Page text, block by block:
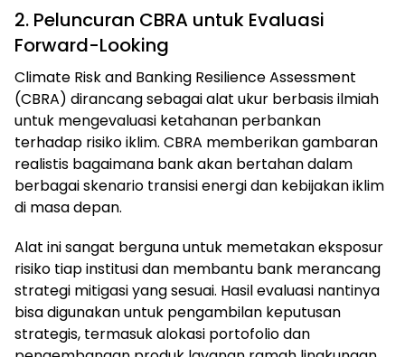
2. Peluncuran CBRA untuk Evaluasi
Forward-Looking
Climate Risk and Banking Resilience Assessment
(CBRA) dirancang sebagai alat ukur berbasis ilmiah
untuk mengevaluasi ketahanan perbankan
terhadap risiko iklim. CBRA memberikan gambaran
realistis bagaimana bank akan bertahan dalam
berbagai skenario transisi energi dan kebijakan iklim
di masa depan.
Alat ini sangat berguna untuk memetakan eksposur
risiko tiap institusi dan membantu bank merancang
strategi mitigasi yang sesuai. Hasil evaluasi nantinya
bisa digunakan untuk pengambilan keputusan
strategis, termasuk alokasi portofolio dan